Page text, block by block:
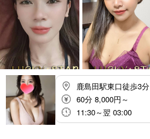
鹿島田駅東口徒歩3分
60分 8,000円～
11:30～翌 03:00